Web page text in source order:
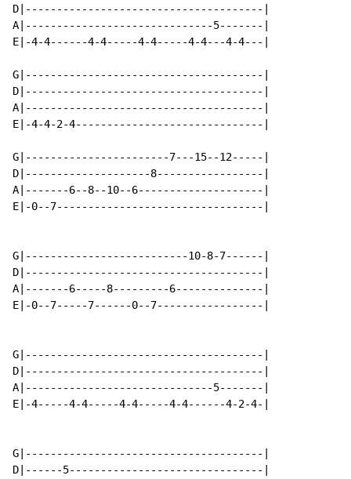
D|--------------------------------------|
A|------------------------------5-------|
E|-4-4------4-4-----4-4-----4-4---4-4---|
G|--------------------------------------|
D|--------------------------------------|
A|--------------------------------------|
E|-4-4-2-4------------------------------|
G|-----------------------7---15--12-----|
D|--------------------8-----------------|
A|-------6--8--10--6--------------------|
E|-0--7---------------------------------|
G|--------------------------10-8-7------|
D|--------------------------------------|
A|-------6-----8---------6--------------|
E|-0--7-----7------0--7-----------------|
G|--------------------------------------|
D|--------------------------------------|
A|------------------------------5-------|
E|-4-----4-4-----4-4-----4-4------4-2-4-|
G|--------------------------------------|
D|------5-------------------------------|